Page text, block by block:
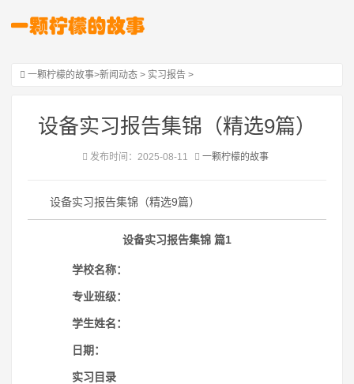
一颗柠檬的故事>新闻动态 > 实习报告 >
设备实习报告集锦（精选9篇）
发布时间：2025-08-11 一颗柠檬的故事
设备实习报告集锦（精选9篇）
设备实习报告集锦 篇1
学校名称：
专业班级：
学生姓名：
日期：
实习目录